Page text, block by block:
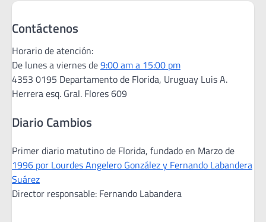
Contáctenos
Horario de atención:
De lunes a viernes de9:00 am a 15:00 pm
4353 0195 Departamento de Florida, Uruguay Luis A.
Herrera esq. Gral. Flores 609
Diario Cambios
Primer diario matutino de Florida, fundado en Marzo de
1996 por Lourdes Angelero González y Fernando Labandera
Suárez
Director responsable: Fernando Labandera